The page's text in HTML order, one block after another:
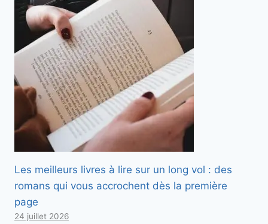
Les meilleurs livres à lire sur un long vol : des
romans qui vous accrochent dès la première
page
24 juillet 2026